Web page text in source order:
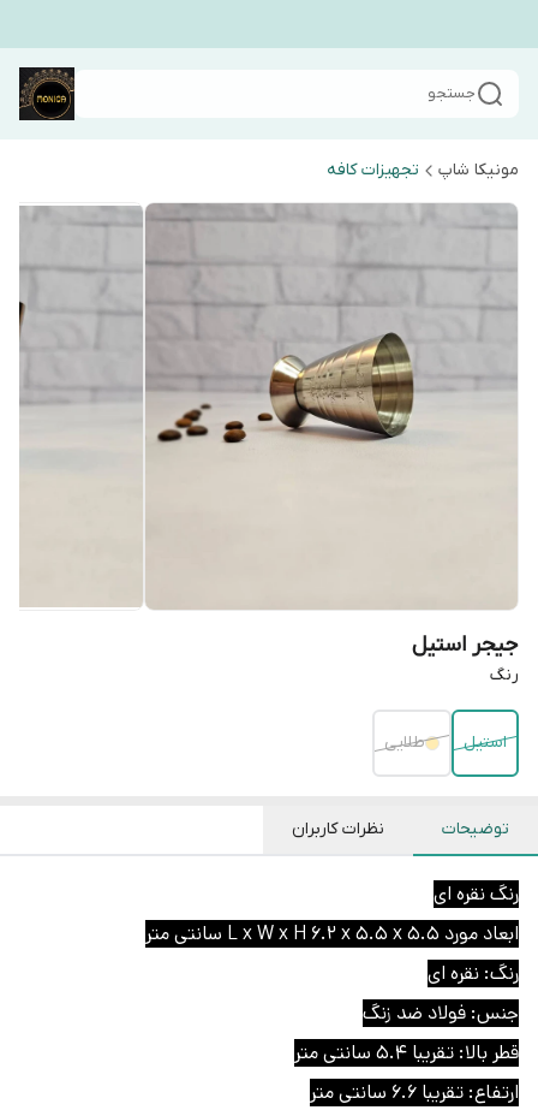
جستجو
مونیکا شاپ تجهیزات کافه
جیجر استیل
رنگ
استیل طلایی
توضیحات نظرات کاربران
رنگ نقره ای
ابعاد مورد L x W x H 6.2 x 5.5 x 5.5 سانتی متر
رنگ: نقره ای
جنس: فولاد ضد زنگ
قطر بالا: تقریبا 5.4 سانتی متر
ارتفاع: تقریبا 6.6 سانتی متر